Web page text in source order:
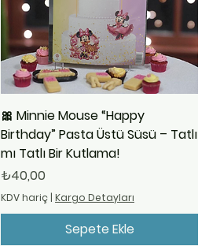
🎀 Minnie Mouse “Happy
Birthday” Pasta Üstü Süsü – Tatlı
mı Tatlı Bir Kutlama!
Fiyat
₺40,00
KDV hariç | Kargo Detayları
Sepete Ekle